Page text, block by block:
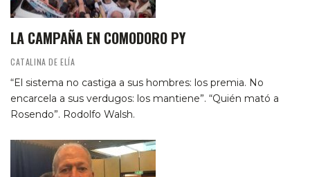
LA CAMPAÑA EN COMODORO PY
CATALINA DE ELÍA
“El sistema no castiga a sus hombres: los premia. No
encarcela a sus verdugos: los mantiene”. “Quién mató a
Rosendo”. Rodolfo Walsh.